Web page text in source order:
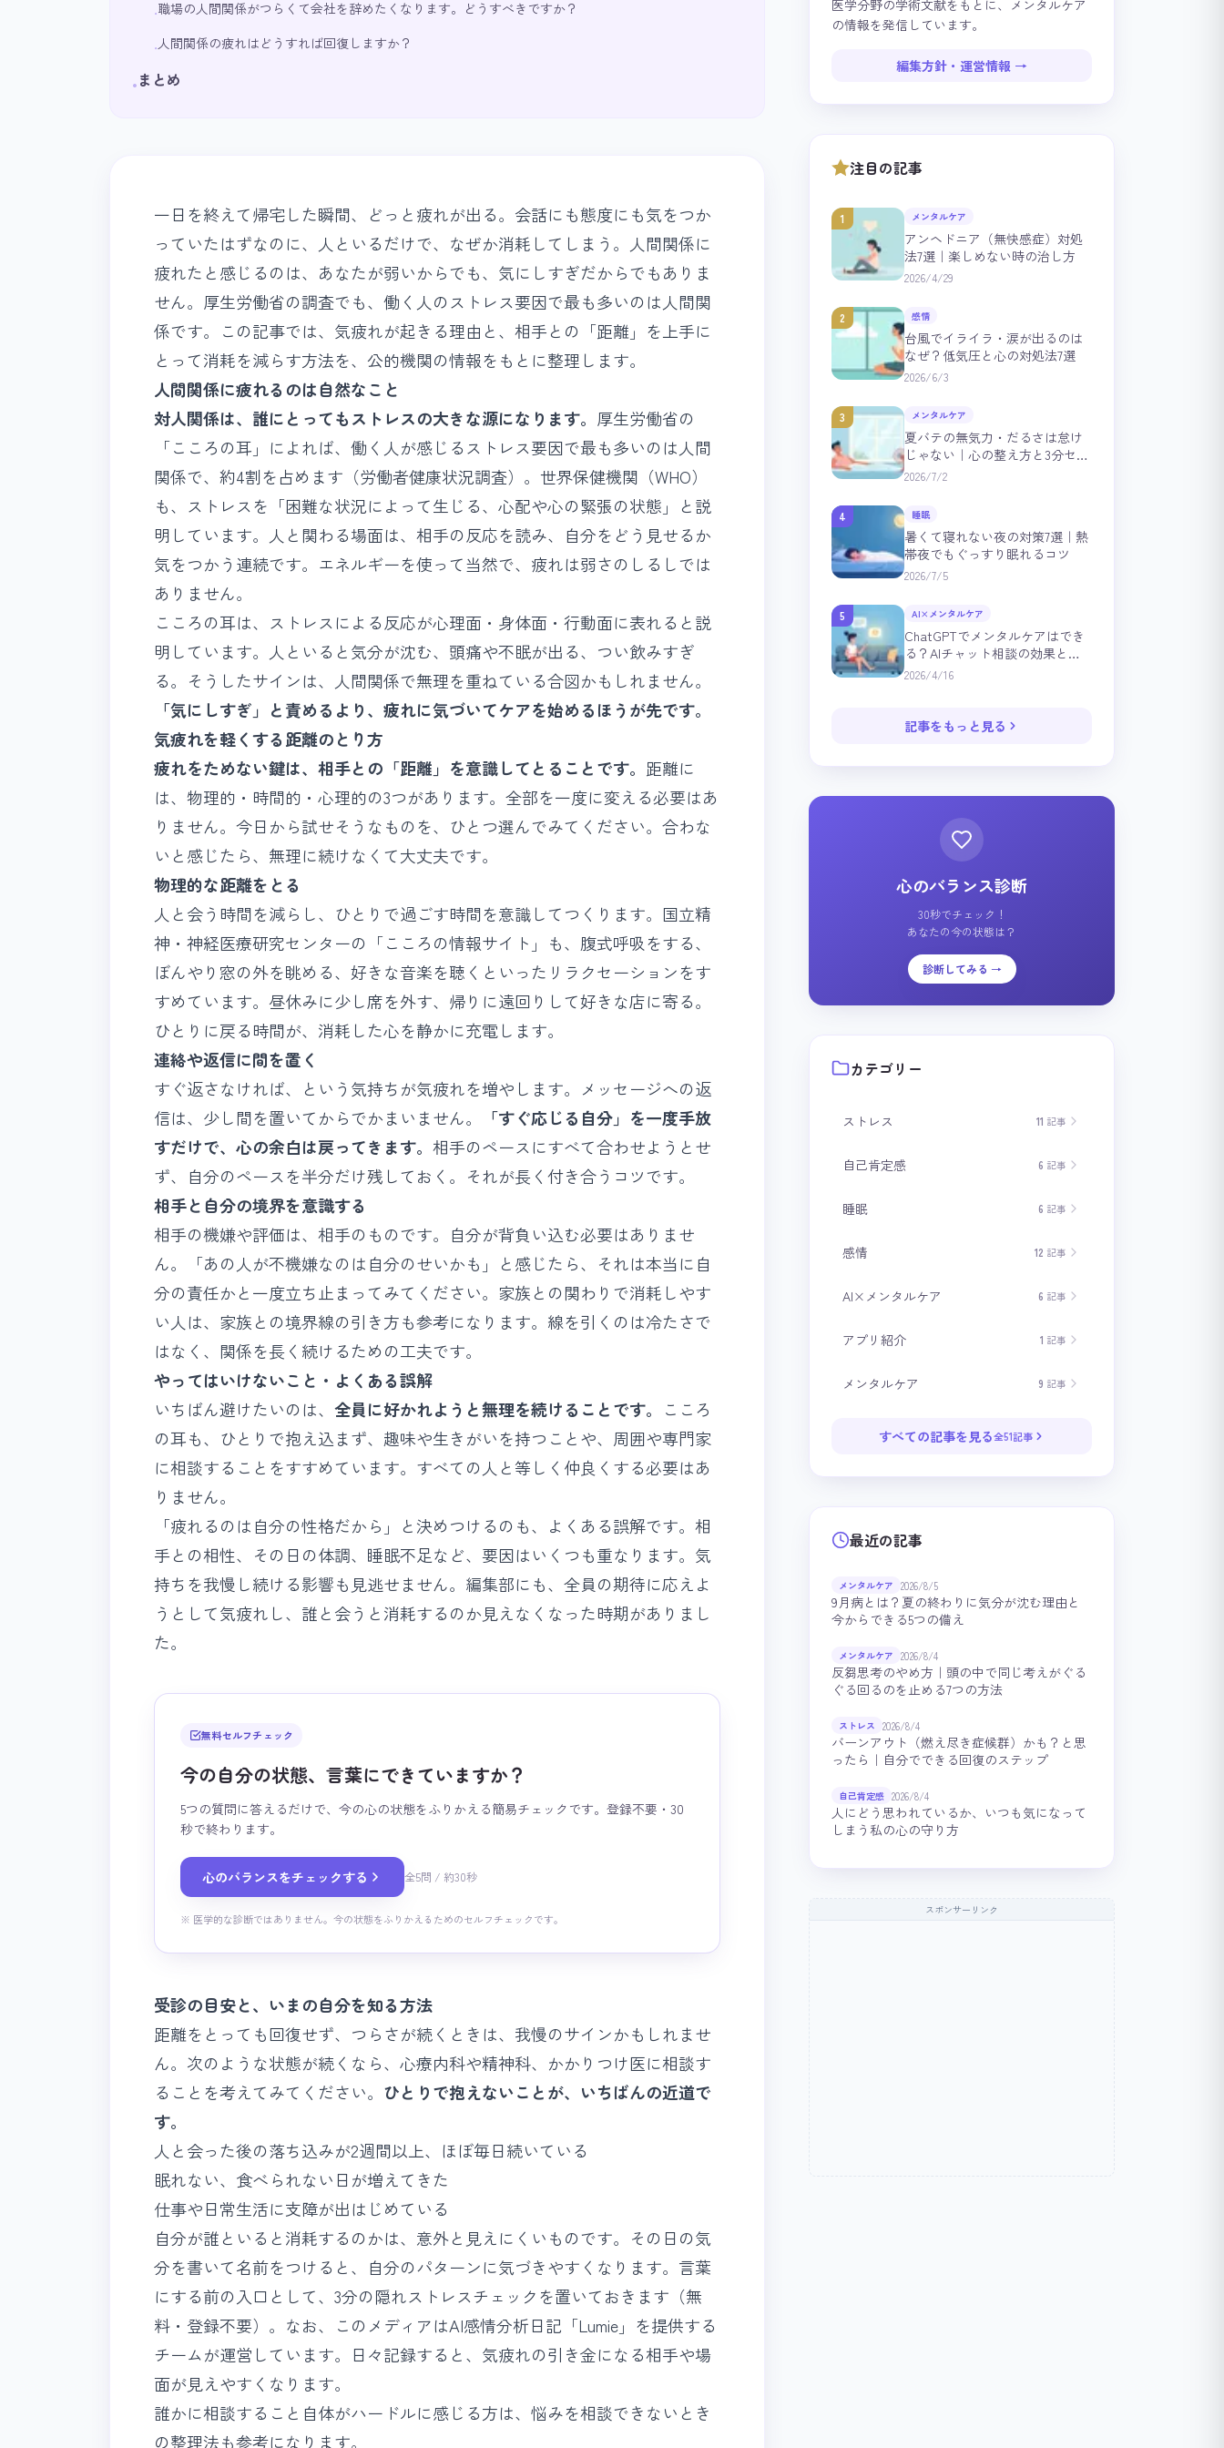
•職場の人間関係がつらくて会社を辞めたくなります。どうすべきですか？
•人間関係の疲れはどうすれば回復しますか？
•まとめ
一日を終えて帰宅した瞬間、どっと疲れが出る。会話にも態度にも気をつか
っていたはずなのに、人といるだけで、なぜか消耗してしまう。人間関係に
疲れたと感じるのは、あなたが弱いからでも、気にしすぎだからでもありま
せん。厚生労働省の調査でも、働く人のストレス要因で最も多いのは人間関
係です。この記事では、気疲れが起きる理由と、相手との「距離」を上手に
とって消耗を減らす方法を、公的機関の情報をもとに整理します。
人間関係に疲れるのは自然なこと
対人関係は、誰にとってもストレスの大きな源になります。 厚生労働省の
「こころの耳」によれば、働く人が感じるストレス要因で最も多いのは人間
関係で、約4割を占めます（労働者健康状況調査）。世界保健機関（WHO）
も、ストレスを「困難な状況によって生じる、心配や心の緊張の状態」と説
明しています。人と関わる場面は、相手の反応を読み、自分をどう見せるか
気をつかう連続です。エネルギーを使って当然で、疲れは弱さのしるしでは
ありません。
こころの耳は、ストレスによる反応が心理面・身体面・行動面に表れると説
明しています。人といると気分が沈む、頭痛や不眠が出る、つい飲みすぎ
る。そうしたサインは、人間関係で無理を重ねている合図かもしれません。
「気にしすぎ」と責めるより、疲れに気づいてケアを始めるほうが先です。
気疲れを軽くする距離のとり方
疲れをためない鍵は、相手との「距離」を意識してとることです。 距離に
は、物理的・時間的・心理的の3つがあります。全部を一度に変える必要はあ
りません。今日から試せそうなものを、ひとつ選んでみてください。合わな
いと感じたら、無理に続けなくて大丈夫です。
物理的な距離をとる
人と会う時間を減らし、ひとりで過ごす時間を意識してつくります。国立精
神・神経医療研究センターの「こころの情報サイト」も、腹式呼吸をする、
ぼんやり窓の外を眺める、好きな音楽を聴くといったリラクセーションをす
すめています。昼休みに少し席を外す、帰りに遠回りして好きな店に寄る。
ひとりに戻る時間が、消耗した心を静かに充電します。
連絡や返信に間を置く
すぐ返さなければ、という気持ちが気疲れを増やします。メッセージへの返
信は、少し間を置いてからでかまいません。
「すぐ応じる自分」を一度手放
すだけで、心の余白は戻ってきます。 相手のペースにすべて合わせようとせ
ず、自分のペースを半分だけ残しておく。それが長く付き合うコツです。
相手と自分の境界を意識する
相手の機嫌や評価は、相手のものです。自分が背負い込む必要はありませ
ん。「あの人が不機嫌なのは自分のせいかも」と感じたら、それは本当に自
分の責任かと一度立ち止まってみてください。家族との関わりで消耗しやす
い人は、 家族との境界線の引き方も参考になります。線を引くのは冷たさで
はなく、関係を長く続けるための工夫です。
やってはいけないこと・よくある誤解
いちばん避けたいのは、 全員に好かれようと無理を続けることです。
こころ
の耳も、ひとりで抱え込まず、趣味や生きがいを持つことや、周囲や専門家
に相談することをすすめています。すべての人と等しく仲良くする必要はあ
りません。
「疲れるのは自分の性格だから」と決めつけるのも、よくある誤解です。相
手との相性、その日の体調、睡眠不足など、要因はいくつも重なります。 気
持ちを我慢し続ける影響も見逃せません。編集部にも、全員の期待に応えよ
うとして気疲れし、誰と会うと消耗するのか見えなくなった時期がありまし
た。
無料セルフチェック
今の自分の状態、言葉にできていますか？
5つの質問に答えるだけで、今の心の状態をふりかえる簡易チェックです。登録不要・30
秒で終わります。
心のバランスをチェックする 全5問 / 約30秒
※ 医学的な診断ではありません。今の状態をふりかえるためのセルフチェックです。
受診の目安と、いまの自分を知る方法
距離をとっても回復せず、つらさが続くときは、我慢のサインかもしれませ
ん。次のような状態が続くなら、心療内科や精神科、かかりつけ医に相談す
ることを考えてみてください。 ひとりで抱えないことが、いちばんの近道で
す。
人と会った後の落ち込みが2週間以上、ほぼ毎日続いている
眠れない、食べられない日が増えてきた
仕事や日常生活に支障が出はじめている
自分が誰といると消耗するのかは、意外と見えにくいものです。その日の気
分を書いて名前をつけると、自分のパターンに気づきやすくなります。言葉
にする前の入口として、3分の隠れストレスチェックを置いておきます（無
料・登録不要）。なお、このメディアはAI感情分析日記「Lumie」を提供する
チームが運営しています。日々記録すると、気疲れの引き金になる相手や場
面が見えやすくなります。
誰かに相談すること自体がハードルに感じる方は、 悩みを相談できないとき
の整理法も参考になります。
医学分野の学術文献をもとに、メンタルケア
の情報を発信しています。
編集方針・運営情報 →
注目の記事
1 メンタルケア
アンヘドニア（無快感症）対処
法7選｜楽しめない時の治し方
2026/4/29
2 感情
台風でイライラ・涙が出るのは
なぜ？低気圧と心の対処法7選
2026/6/3
3 メンタルケア
夏バテの無気力・だるさは怠け
じゃない｜心の整え方と3分セル
フチェック
2026/7/2
4 睡眠
暑くて寝れない夜の対策7選｜熱
帯夜でもぐっすり眠れるコツ
2026/7/5
5 AI×メンタルケア
ChatGPTでメンタルケアはでき
る？AIチャット相談の効果と注
意点を心理学で解説
2026/4/16
記事をもっと見る
心のバランス診断
30秒でチェック！
あなたの今の状態は？
診断してみる →
カテゴリー
ストレス 11 記事
自己肯定感 6 記事
睡眠 6 記事
感情 12 記事
AI×メンタルケア 6 記事
アプリ紹介 1 記事
メンタルケア 9 記事
すべての記事を見る全51記事
最近の記事
メンタルケア 2026/8/5
9月病とは？夏の終わりに気分が沈む理由と
今からできる5つの備え
メンタルケア 2026/8/4
反芻思考のやめ方｜頭の中で同じ考えがぐる
ぐる回るのを止める7つの方法
ストレス 2026/8/4
バーンアウト（燃え尽き症候群）かも？と思
ったら｜自分でできる回復のステップ
自己肯定感 2026/8/4
人にどう思われているか、いつも気になって
しまう私の心の守り方
スポンサーリンク